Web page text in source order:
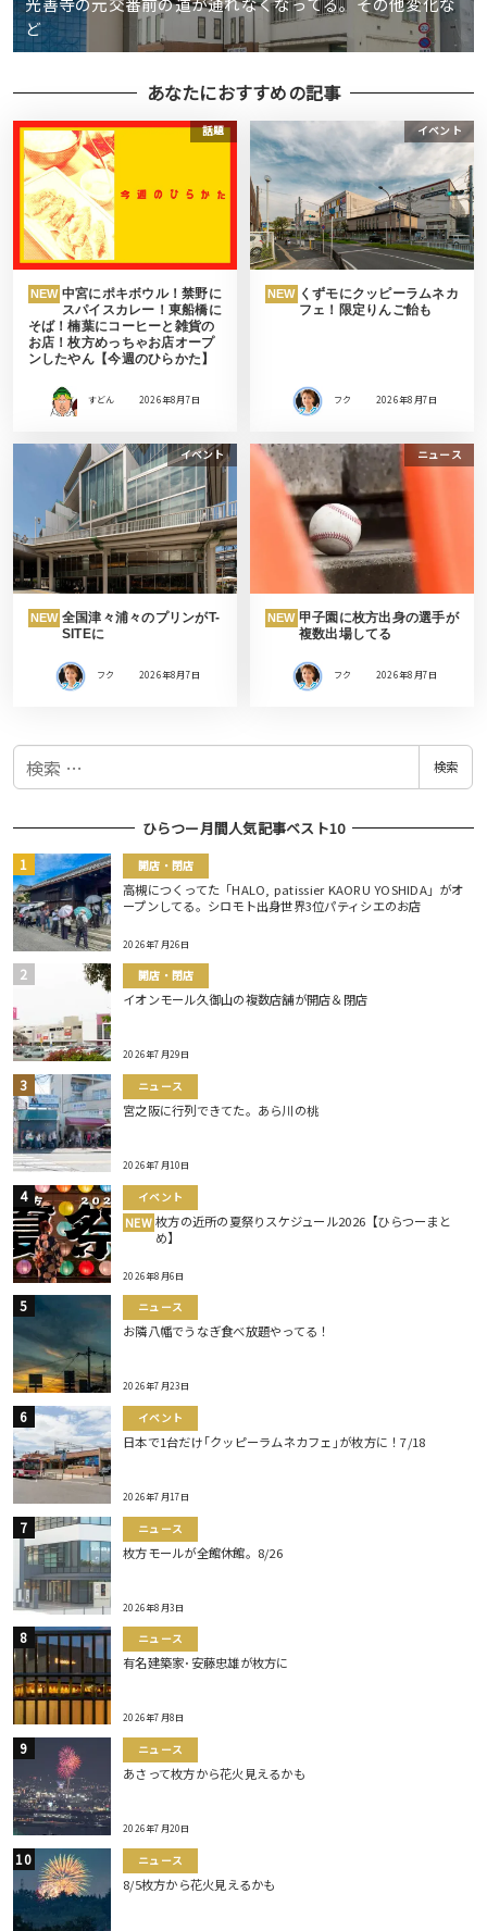
ど
あなたにおすすめの記事
話題
NEW 中宮にポキボウル！禁野に
スパイスカレー！東船橋に
そば！楠葉にコーヒーと雑貨の
お店！枚方めっちゃお店オープ
ンしたやん【今週のひらかた】
すどん 2026年8月7日
イベント
NEW くずモにクッピーラムネカ
フェ！限定りんご飴も
フク 2026年8月7日
イベント
NEW 全国津々浦々のプリンがT-
SITEに
フク 2026年8月7日
ニュース
NEW 甲子園に枚方出身の選手が
複数出場してる
フク 2026年8月7日
検
検索
ひらつー月間人気記事ベスト10
開店・閉店
高槻につくってた「HALO, patissier KAORU YOSHIDA」がオ
ープンしてる。シロモト出身世界3位パティシエのお店
2026年7月26日
開店・閉店
イオンモール久御山の複数店舗が開店＆閉店
2026年7月29日
ニュース
宮之阪に行列できてた。あら川の桃
2026年7月10日
イベント
NEW 枚方の近所の夏祭りスケジュール2026【ひらつーまと
め】
2026年8月6日
ニュース
お隣八幡でうなぎ食べ放題やってる！
2026年7月23日
イベント
日本で1台だけ｢クッピーラムネカフェ｣が枚方に！7/18
2026年7月17日
ニュース
枚方モールが全館休館。8/26
2026年8月3日
ニュース
有名建築家･安藤忠雄が枚方に
2026年7月8日
ニュース
あさって枚方から花火見えるかも
2026年7月20日
ニュース
8/5枚方から花火見えるかも